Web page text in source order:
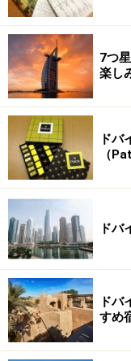
7つ
楽し
ドバ
（
ドバ
ドバ
すめ